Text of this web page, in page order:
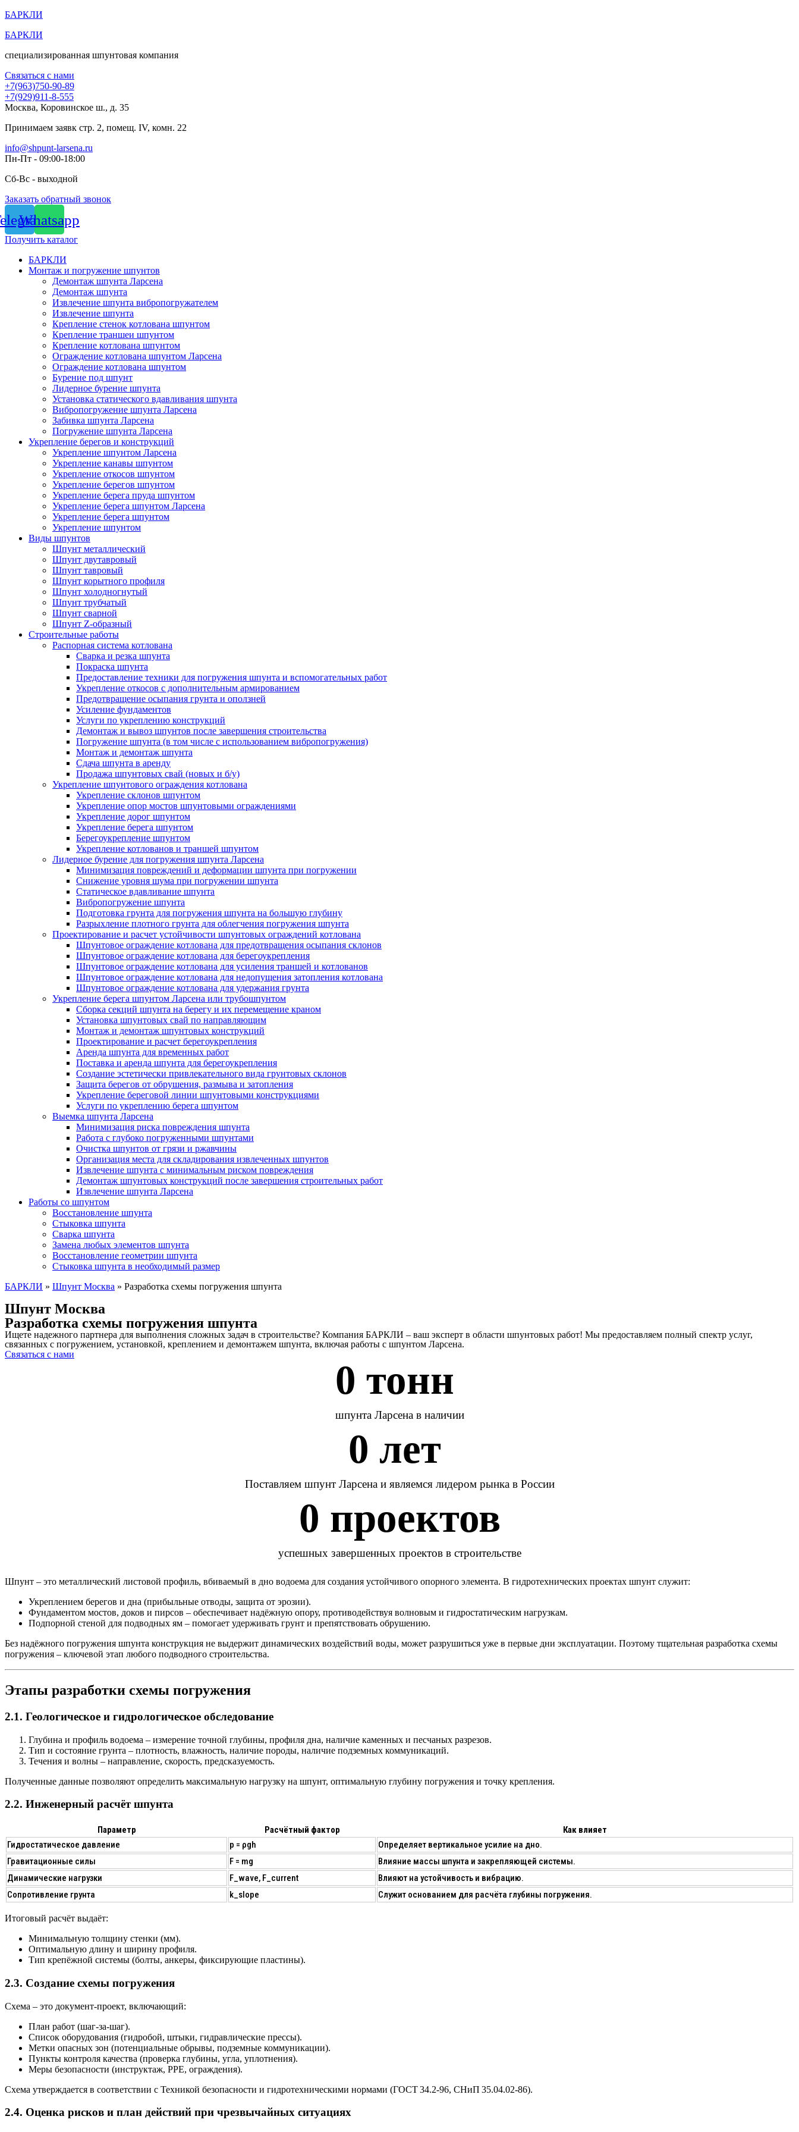
Перейти
содержимому
БАРКЛИ
БАРКЛИ
специализированная шпунтовая компания
Связаться с нами
+7(963)750-90-89
+7(929)911-8-555
Москва, Коровинское ш., д. 35
Принимаем заявк стр. 2, помещ. IV, комн. 22
info@shpunt-larsena.ru
Пн-Пт - 09:00-18:00
Сб-Вс - выходной
Заказать обратный звонок
Whatsapp
Получить каталог
БАРКЛИ
Монтаж и погружение шпунтов
Демонтаж шпунта Ларсена
Демонтаж шпунта
Извлечение шпунта вибропогружателем
Извлечение шпунта
Крепление стенок котлована шпунтом
Крепление траншеи шпунтом
Крепление котлована шпунтом
Ограждение котлована шпунтом Ларсена
Ограждение котлована шпунтом
Бурение под шпунт
Лидерное бурение шпунта
Установка статического вдавливания шпунта
Вибропогружение шпунта Ларсена
Забивка шпунта Ларсена
Погружение шпунта Ларсена
Укрепление берегов и конструкций
Укрепление шпунтом Ларсена
Укрепление канавы шпунтом
Укрепление откосов шпунтом
Укрепление берегов шпунтом
Укрепление берега пруда шпунтом
Укрепление берега шпунтом Ларсена
Укрепление берега шпунтом
Укрепление шпунтом
Виды шпунтов
Шпунт металлический
Шпунт двутавровый
Шпунт тавровый
Шпунт корытного профиля
Шпунт холодногнутый
Шпунт трубчатый
Шпунт сварной
Шпунт Z-образный
Строительные работы
Распорная система котлована
Сварка и резка шпунта
Покраска шпунта
Предоставление техники для погружения шпунта и вспомогательных работ
Укрепление откосов с дополнительным армированием
Предотвращение осыпания грунта и оползней
Усиление фундаментов
Услуги по укреплению конструкций
Демонтаж и вывоз шпунтов после завершения строительства
Погружение шпунта (в том числе с использованием вибропогружения)
Монтаж и демонтаж шпунта
Сдача шпунта в аренду
Продажа шпунтовых свай (новых и б/у)
Укрепление шпунтового ограждения котлована
Укрепление склонов шпунтом
Укрепление опор мостов шпунтовыми ограждениями
Укрепление дорог шпунтом
Укрепление берега шпунтом
Берегоукрепление шпунтом
Укрепление котлованов и траншей шпунтом
Лидерное бурение для погружения шпунта Ларсена
Минимизация повреждений и деформации шпунта при погружении
Снижение уровня шума при погружении шпунта
Статическое вдавливание шпунта
Вибропогружение шпунта
Подготовка грунта для погружения шпунта на большую глубину
Разрыхление плотного грунта для облегчения погружения шпунта
Проектирование и расчет устойчивости шпунтовых ограждений котлована
Шпунтовое ограждение котлована для предотвращения осыпания склонов
Шпунтовое ограждение котлована для берегоукрепления
Шпунтовое ограждение котлована для усиления траншей и котлованов
Шпунтовое ограждение котлована для недопущения затопления котлована
Шпунтовое ограждение котлована для удержания грунта
Укрепление берега шпунтом Ларсена или трубошпунтом
Сборка секций шпунта на берегу и их перемещение краном
Установка шпунтовых свай по направляющим
Монтаж и демонтаж шпунтовых конструкций
Проектирование и расчет берегоукрепления
Аренда шпунта для временных работ
Поставка и аренда шпунта для берегоукрепления
Создание эстетически привлекательного вида грунтовых склонов
Защита берегов от обрушения, размыва и затопления
Укрепление береговой линии шпунтовыми конструкциями
Услуги по укреплению берега шпунтом
Выемка шпунта Ларсена
Минимизация риска повреждения шпунта
Работа с глубоко погруженными шпунтами
Очистка шпунтов от грязи и ржавчины
Организация места для складирования извлеченных шпунтов
Извлечение шпунта с минимальным риском повреждения
Демонтаж шпунтовых конструкций после завершения строительных работ
Извлечение шпунта Ларсена
Работы со шпунтом
Восстановление шпунта
Стыковка шпунта
Сварка шпунта
Замена любых элементов шпунта
Восстановление геометрии шпунта
Стыковка шпунта в необходимый размер
БАРКЛИ » Шпунт Москва » Разработка схемы погружения шпунта
Шпунт Москва
Разработка схемы погружения шпунта
Ищете надежного партнера для выполнения сложных задач в строительстве? Компания БАРКЛИ – ваш эксперт в области шпунтовых работ! Мы предоставляем полный спектр услуг,
связанных с погружением, установкой, креплением и демонтажем шпунта, включая работы с шпунтом Ларсена.
Связаться с нами
0 тонн
шпунта Ларсена в наличии
0 лет
Поставляем шпунт Ларсена и являемся лидером рынка в России
0 проектов
успешных завершенных проектов в строительстве
Шпунт – это металлический листовой профиль, вбиваемый в дно водоема для создания устойчивого опорного элемента. В гидротехнических проектах шпунт служит:
Укреплением берегов и дна (прибыльные отводы, защита от эрозии).
Фундаментом мостов, доков и пирсов – обеспечивает надёжную опору, противодействуя волновым и гидростатическим нагрузкам.
Подпорной стеной для подводных ям – помогает удерживать грунт и препятствовать обрушению.
Без надёжного погружения шпунта конструкция не выдержит динамических воздействий воды, может разрушиться уже в первые дни эксплуатации. Поэтому тщательная разработка схемы
погружения – ключевой этап любого подводного строительства.
Этапы разработки схемы погружения
2.1. Геологическое и гидрологическое обследование
Глубина и профиль водоема – измерение точной глубины, профиля дна, наличие каменных и песчаных разрезов.
Тип и состояние грунта – плотность, влажность, наличие породы, наличие подземных коммуникаций.
Течения и волны – направление, скорость, предсказуемость.
Полученные данные позволяют определить максимальную нагрузку на шпунт, оптимальную глубину погружения и точку крепления.
2.2. Инженерный расчёт шпунта
Параметр Расчётный фактор
Как влияет
Гидростатическое давление
p = ρgh
Определяет вертикальное усилие на дно.
Гравитационные силы
F = mg
Влияние массы шпунта и закрепляющей системы.
Динамические нагрузки
F_wave, F_current
Влияют на устойчивость и вибрацию.
Сопротивление грунта
k_slope Служит основанием для расчёта глубины погружения.
Итоговый расчёт выдаёт:
Минимальную толщину стенки (мм).
Оптимальную длину и ширину профиля.
Тип крепёжной системы (болты, анкеры, фиксирующие пластины).
2.3. Создание схемы погружения
Схема – это документ‑проект, включающий:
План работ (шаг‑за‑шаг).
Список оборудования (гидробой, штыки, гидравлические прессы).
Метки опасных зон (потенциальные обрывы, подземные коммуникации).
Пункты контроля качества (проверка глубины, угла, уплотнения).
Меры безопасности (инструктаж, PPE, ограждения).
Схема утверждается в соответствии с Техникой безопасности и гидротехническими нормами (ГОСТ 34.2‑96, СНиП 35.04.02‑86).
2.4. Оценка рисков и план действий при чрезвычайных ситуациях